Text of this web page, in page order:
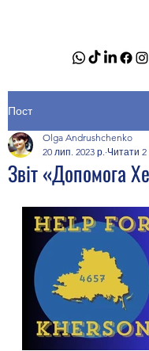
Пост
Звіт «Допомога
Olga Andrushchenko
20 лип. 2023 р. Читати 2